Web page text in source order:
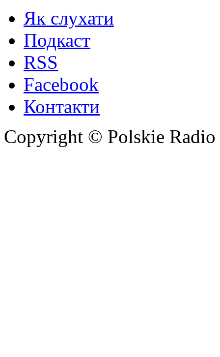
Як слухати
Подкаст
RSS
Facebook
Контакти
Copyright © Polskie